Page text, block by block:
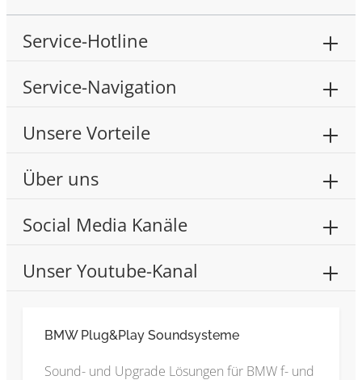
Service-Hotline
Service-Navigation
Unsere Vorteile
Über uns
Social Media Kanäle
Unser Youtube-Kanal
BMW Plug&Play Soundsysteme
Sound- und Upgrade Lösungen für BMW f- und